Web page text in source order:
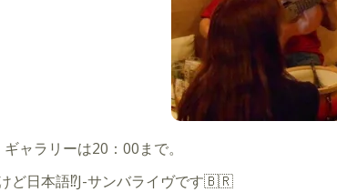
ャラリーは20：00まで。
ど日本語⁉️J-サンバライヴです🇧🇷